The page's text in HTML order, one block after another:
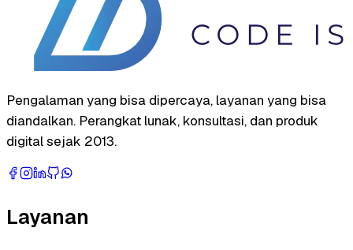
Pengalaman yang bisa dipercaya, layanan yang bisa
diandalkan. Perangkat lunak, konsultasi, dan produk
digital sejak 2013.
Layanan